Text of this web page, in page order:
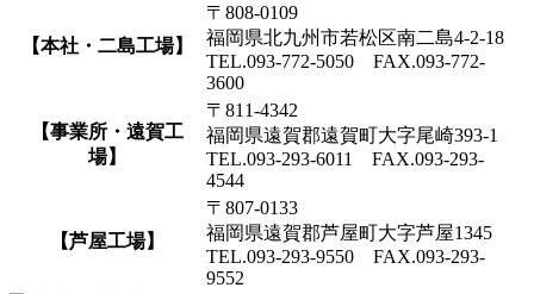
【本社・二島工場】
〒808-0109
福岡県北九州市若松区南二島4-2-18
TEL.093-772-5050 FAX.093-772-
3600
【事業所・遠賀工
場】
〒811-4342
福岡県遠賀郡遠賀町大字尾崎393-1
TEL.093-293-6011 FAX.093-293-
4544
【芦屋工場】
〒807-0133
福岡県遠賀郡芦屋町大字芦屋1345
TEL.093-293-9550 FAX.093-293-
9552